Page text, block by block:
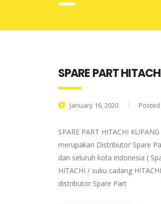
SPARE PART
January 16, 2020 Posted
SPARE PART HITACHI
merupakan Distributor Spare
dan seluruh kota indonesia (
HITACHI / suku cadang
distributor Spare Part